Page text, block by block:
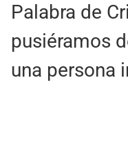
Palabra de
pusiéramos
una persona